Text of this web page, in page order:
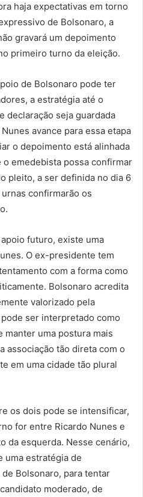
haja expectativas em torno
de Bolsonaro, a
gravará um depoimento
primeiro turno da eleição.
de Bolsonaro pode ter
a estratégia até o
declaração seja guardada
avance para essa etapa
o depoimento está alinhada
emedebista possa confirmar
pleito, a ser definida no dia 6
confirmarão os
futuro, existe uma
O ex-presidente tem
com a forma como
Bolsonaro acredita
valorizado pela
ser interpretado como
manter uma postura mais
associação tão direta com o
em uma cidade tão plural
os dois pode se intensificar,
for entre Ricardo Nunes e
da esquerda. Nesse cenário,
uma estratégia de
Bolsonaro, para tentar
moderado, de